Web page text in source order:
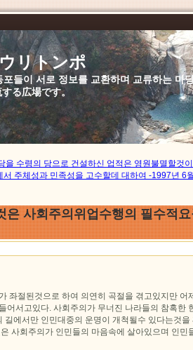
リトンポ
들이 서로 정보를 교환하며 교류하는 마
る広場です。
을 수령의 당으로 건설하신 업적은 영원불멸할것
주체성과 민족성을 고수할데 대하여 -1997년 6
사회주의위업수행의 필수적
좌절된것으로 하여 의연히 곡절을 겪고있지만 어
어서고있다. 사회주의가 무너진 나라들의 참혹한
에서만 인민대중의 운명이 개척될수 있다는것을
사회주의가 인민들의 마음속에 살아있으며 인민